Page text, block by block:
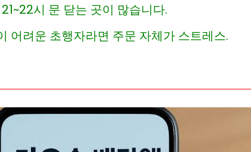
시 문 닫는 곳이 많습니다.
어려운 초행자라면 주문 자체가 스트레스.